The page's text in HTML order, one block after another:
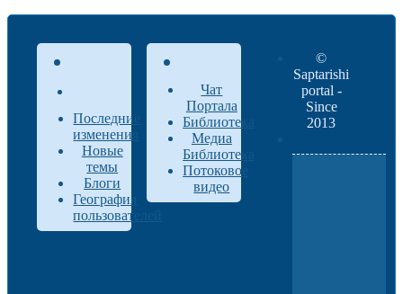
Последние
изменения
Новые
темы
Блоги
География
пользователей
Чат
Портала
Библиотека
Медиа
Библиотека
Потоковое
видео
©
Saptarishi
portal -
Since
2013